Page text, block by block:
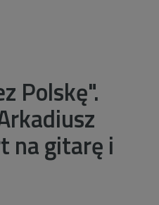
Polskę".
na gitarę i